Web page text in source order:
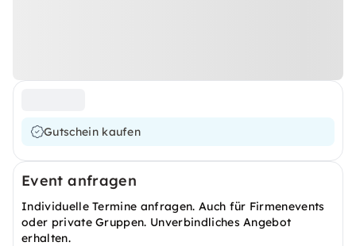
Gutschein kaufen
Event anfragen
Individuelle Termine anfragen. Auch für Firmenevents
oder private Gruppen. Unverbindliches Angebot
erhalten.